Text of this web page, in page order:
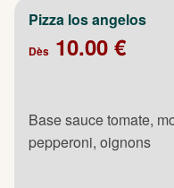
Pizza los angelos
Dès 10.00 €
Base sauce tomate,
pepperoni, oignons